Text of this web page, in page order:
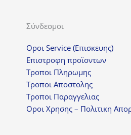
Σύνδεσμοι
Οροι Service (Επισκευης)
Επιστροφη προϊοντων
Τροποι Πληρωμης
Τροποι Αποστολης
Τροποι Παραγγελιας
Οροι Χρησης – Πολιτικη